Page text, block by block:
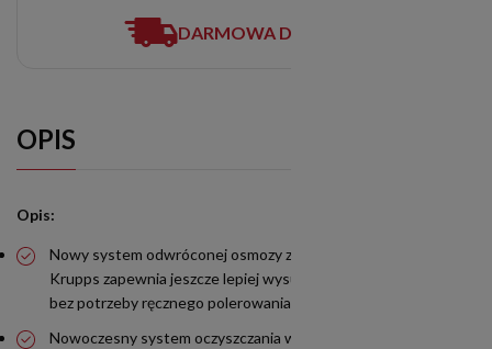
DARMOWA DOSTAWA
OPIS
Opis:
Nowy system odwróconej osmozy zaprojektowany przez firmę
Krupps zapewnia jeszcze lepiej wysuszone i błyszczące szkło
bez potrzeby ręcznego polerowania i ryzyka potłuczenia
Nowoczesny system oczyszczania wody gwarantuje lepszą